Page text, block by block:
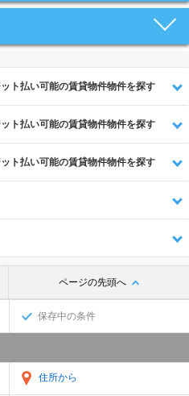
ト払い可能の賃貸物件物件を探す
ト払い可能の賃貸物件物件を探す
ト払い可能の賃貸物件物件を探す
ページの先頭へ
保存中の条件
住所から